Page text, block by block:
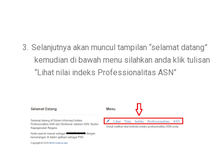
3. Selanjutnya akan muncul tampilan “selamat datang”
kemudian di bawah menu silahkan anda klik tulisan
“Lihat nilai indeks Professionalitas ASN”